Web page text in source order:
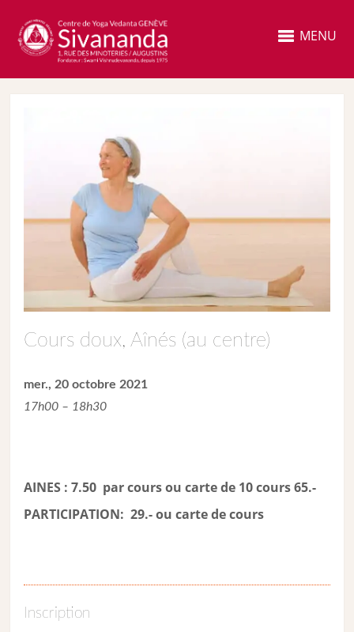
MENU
Cours doux, Aînés (au centre)
mer., 20 octobre 2021
17h00 – 18h30
AINES : 7.50 par cours ou carte de 10 cours 65.-
PARTICIPATION: 29.- ou carte de cours
Inscription